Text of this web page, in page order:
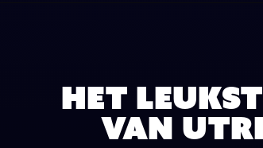
Het
van